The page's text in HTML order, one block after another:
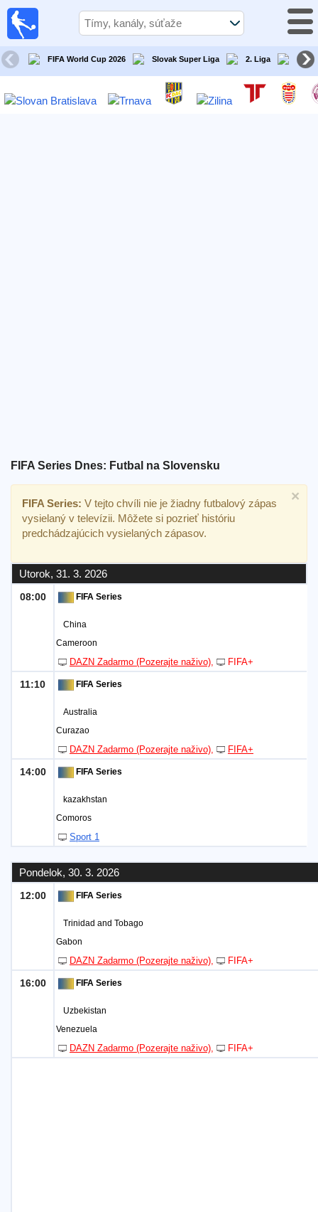
FIFA World Cup 2026 Slovak Super Liga 2. Liga
FIFA Series Dnes: Futbal na Slovensku
×
FIFA Series: V tejto chvíli nie je žiadny futbalový zápas
vysielaný v televízii. Môžete si pozrieť históriu
predchádzajúcich vysielaných zápasov.
Utorok, 31. 3. 2026
08:00 FIFA Series
China
Cameroon
DAZN Zadarmo (Pozerajte naživo) FIFA+
11:10 FIFA Series
Australia
Curazao
DAZN Zadarmo (Pozerajte naživo) FIFA+
14:00 FIFA Series
kazakhstan
Comoros
Sport 1
Pondelok, 30. 3. 2026
12:00 FIFA Series
Trinidad and Tobago
Gabon
DAZN Zadarmo (Pozerajte naživo) FIFA+
16:00 FIFA Series
Uzbekistan
Venezuela
DAZN Zadarmo (Pozerajte naživo) FIFA+
Futbal
Televízny
sprievodca